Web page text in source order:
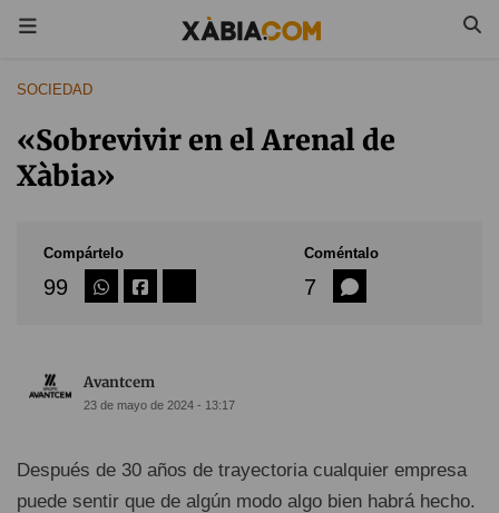
SOCIEDAD
«Sobrevivir en el Arenal de
Xàbia»
Compártelo
99
Coméntalo
7
Avantcem
23 de mayo de 2024 - 13:17
Después de 30 años de trayectoria cualquier empresa
puede sentir que de algún modo algo bien habrá hecho.